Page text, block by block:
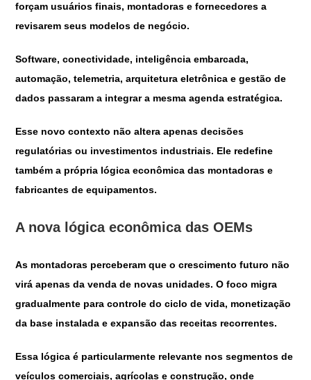
forçam usuários finais, montadoras e fornecedores a
revisarem seus modelos de negócio.
Software, conectividade, inteligência embarcada,
automação, telemetria, arquitetura eletrônica e gestão de
dados passaram a integrar a mesma agenda estratégica.
Esse novo contexto não altera apenas decisões
regulatórias ou investimentos industriais. Ele redefine
também a própria lógica econômica das montadoras e
fabricantes de equipamentos.
A nova lógica econômica das OEMs
As montadoras perceberam que o crescimento futuro não
virá apenas da venda de novas unidades. O foco migra
gradualmente para controle do ciclo de vida, monetização
da base instalada e expansão das receitas recorrentes.
Essa lógica é particularmente relevante nos segmentos de
veículos comerciais, agrícolas e construção, onde